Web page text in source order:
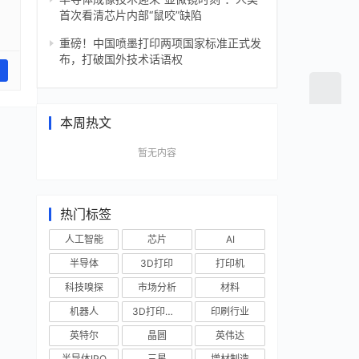
首次看清芯片内部“鼠咬”缺陷
重磅！中国喷墨打印两项国家标准正式发
布，打破国外技术话语权
本周热文
暂无内容
热门标签
人工智能 芯片
AI
半导体
3D打印
打印机
科技嗅探
市场分析
材料
机器人
3D打印技术
印刷行业
英特尔
晶圆
英伟达